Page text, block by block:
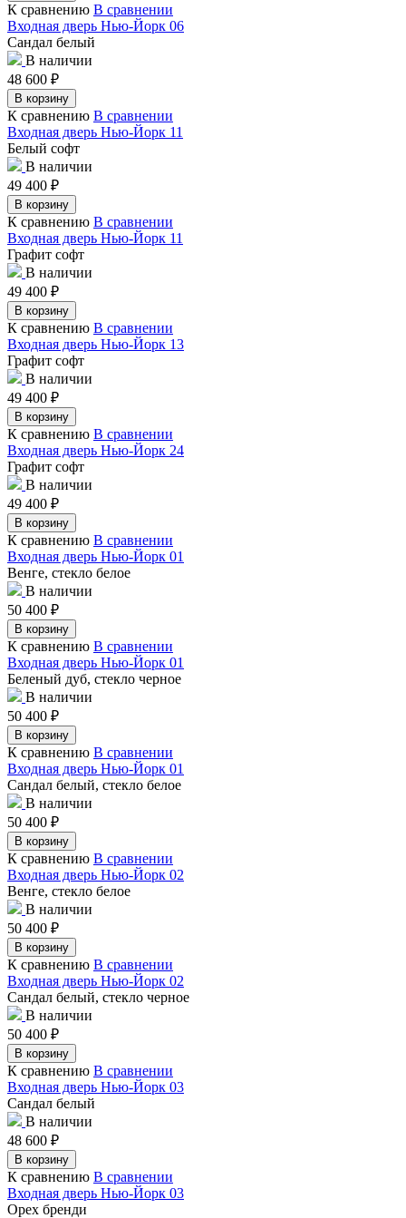
К сравнению В сравнении
Входная дверь Нью-Йорк 06
Сандал белый
В наличии
48 600 ₽
В корзину
К сравнению В сравнении
Входная дверь Нью-Йорк 11
Белый софт
В наличии
49 400 ₽
В корзину
К сравнению В сравнении
Входная дверь Нью-Йорк 11
Графит софт
В наличии
49 400 ₽
В корзину
К сравнению В сравнении
Входная дверь Нью-Йорк 13
Графит софт
В наличии
49 400 ₽
В корзину
К сравнению В сравнении
Входная дверь Нью-Йорк 24
Графит софт
В наличии
49 400 ₽
В корзину
К сравнению В сравнении
Входная дверь Нью-Йорк 01
Венге, стекло белое
В наличии
50 400 ₽
В корзину
К сравнению В сравнении
Входная дверь Нью-Йорк 01
Беленый дуб, стекло черное
В наличии
50 400 ₽
В корзину
К сравнению В сравнении
Входная дверь Нью-Йорк 01
Сандал белый, стекло белое
В наличии
50 400 ₽
В корзину
К сравнению В сравнении
Входная дверь Нью-Йорк 02
Венге, стекло белое
В наличии
50 400 ₽
В корзину
К сравнению В сравнении
Входная дверь Нью-Йорк 02
Сандал белый, стекло черное
В наличии
50 400 ₽
В корзину
К сравнению В сравнении
Входная дверь Нью-Йорк 03
Сандал белый
В наличии
48 600 ₽
В корзину
К сравнению В сравнении
Входная дверь Нью-Йорк 03
Орех бренди